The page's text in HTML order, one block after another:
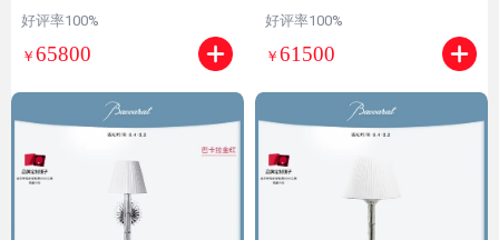
灯【法国匠造】【七夕礼
好评率100%
￥65800
灯【法国匠造】【七夕礼
好评率100%
￥61500